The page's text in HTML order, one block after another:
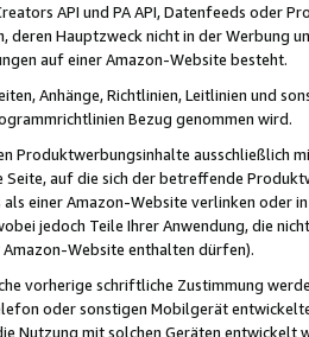
API und PA API, Datenfeeds oder
deren Hauptzweck nicht in der Werbung
auf einer Amazon-Website besteht.
Anhänge, Richtlinien, Leitlinien und
Bezug genommen wird.
Produktwerbungsinhalte ausschließlich
auf die sich der betreffende
einer Amazon-Website verlinken oder
jedoch Teile Ihrer Anwendung, die
Website enthalten dürfen).
vorherige schriftliche Zustimmung
oder sonstigen Mobilgerät
Nutzung mit solchen Geräten